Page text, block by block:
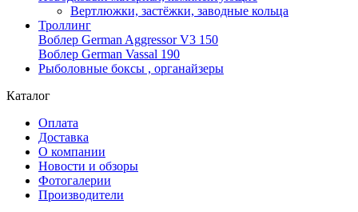
Вертлюжки, застёжки, заводные кольца
Троллинг
Воблер German Aggressor V3 150
Воблер German Vassal 190
Рыболовные боксы , органайзеры
Каталог
Оплата
Доставка
О компании
Новости и обзоры
Фотогалерии
Производители